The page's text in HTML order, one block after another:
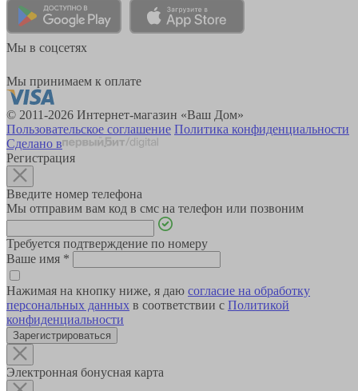
Мы в соцсетях
Мы принимаем к оплате
© 2011-2026 Интернет-магазин «Ваш Дом»
Пользовательское соглашение Политика конфиденциальности
Сделано в
Регистрация
Введите номер телефона
Мы отправим вам код в смс на телефон или позвоним
Требуется подтверждение по номеру
Ваше имя *
Нажимая на кнопку ниже, я даю согласие на обработку
персональных данных в соответствии с Политикой
конфиденциальности
Зарегистрироваться
Электронная бонусная карта